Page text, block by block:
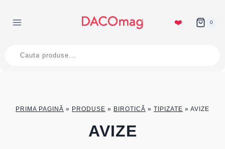
content
❤️ 0
search
PRIMA PAGINĂ » PRODUSE » BIROTICĂ » TIPIZATE » AVIZE
AVIZE